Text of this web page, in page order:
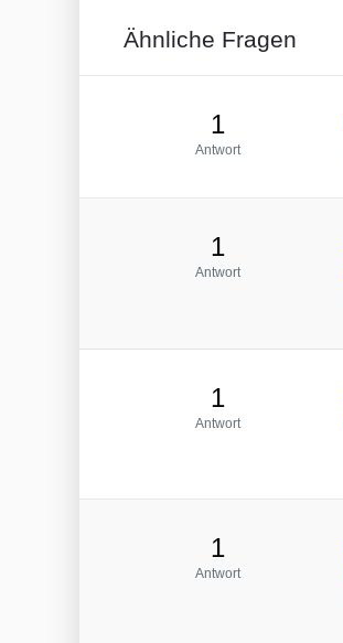
Ähnliche Fragen
1
Antwort
1
Antwort
1
Antwort
1
Antwort